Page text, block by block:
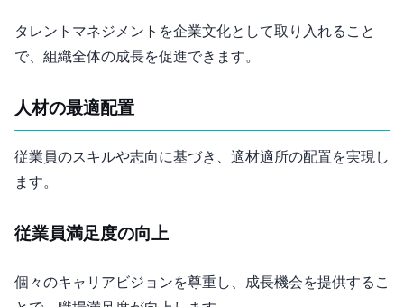
タレントマネジメントを企業文化として取り入れること
で、組織全体の成長を促進できます。
人材の最適配置
従業員のスキルや志向に基づき、適材適所の配置を実現し
ます。
従業員満足度の向上
個々のキャリアビジョンを尊重し、成長機会を提供するこ